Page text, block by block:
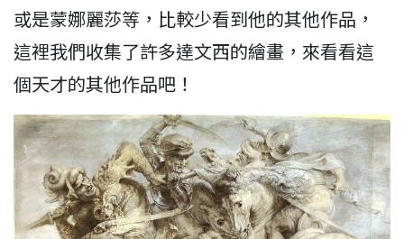
或是蒙娜麗莎等，比較少看到他的其他作品，
這裡我們收集了許多達文西的繪畫，來看看這
個天才的其他作品吧！